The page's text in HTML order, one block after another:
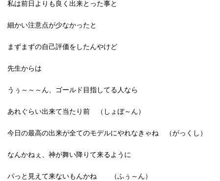
私は前日よりも良く出来とった事と
細かい注意点が少なかったと
まずまずの自己評価をしたんやけど
先生からは
うぅ～～～ん、ゴールド目指してる人なら
あれぐらい出来て当たり前 （しょぼ～ん）
今日の最高の出来が全てのモデルにやれなきゃね （がっくし）
なんかねぇ、神が舞い降りて来るように
パっと見えて来ないもんかね （ふぅ～ん）